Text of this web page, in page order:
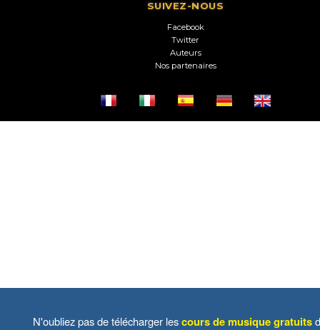
SUIVEZ-NOUS
Facebook
Twitter
Auteurs
Nos partenaires
N'oubliez pas de télécharger lescours de musique gratuits